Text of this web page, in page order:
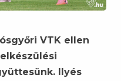
VTK ellen
Ilyés